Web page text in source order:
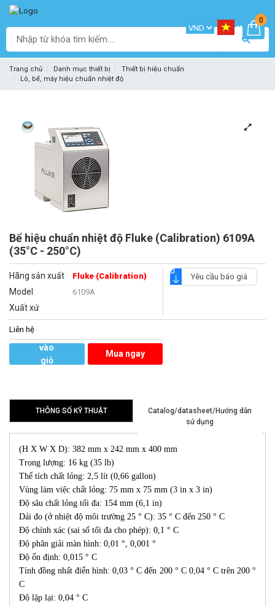
0
Trang chủ Danh mục thiết bị
Thiết bị hiệu chuẩn
Lò, bể, máy hiệu chuẩn nhiệt độ
Bể hiệu chuẩn nhiệt độ Fluke (Calibration) 6109A
(35°C - 250°C)
Hãng sản xuất Fluke (Calibration)
Model 6109A
Xuất xứ
Yêu cầu báo giá
Liên hệ
vào
giỏ
Mua ngay
THÔNG SỐ KỸ THUẬT
Catalog/datasheet/Hướng dẫn
sử dụng
(H X W X D): 382 mm x 242 mm x 400 mm
Trọng lượng: 16 kg (35 lb)
Thể tích chất lỏng: 2,5 lít (0,66 gallon)
Vùng làm việc chất lỏng: 75 mm x 75 mm (3 in x 3 in)
Độ sâu chất lỏng tối đa: 154 mm (6,1 in)
Dải đo (ở nhiệt độ môi trường 25 ° C): 35 ° C đến 250 ° C
Độ chính xác (sai số tối đa cho phép): 0,1 ° C
Độ phân giải màn hình: 0,01 °, 0,001 °
Độ ổn định: 0,015 ° C
Tính đồng nhất điển hình: 0,03 ° C đến 200 ° C 0,04 ° C trên 200 °
C
Độ lặp lại: 0,04 ° C